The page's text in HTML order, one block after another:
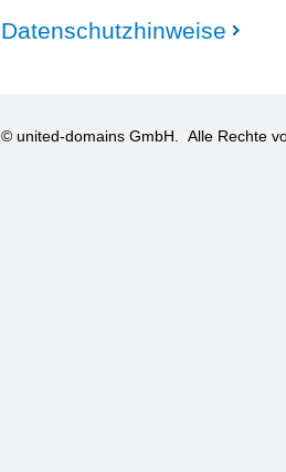
Datenschutzhinweise
© united-domains GmbH. Alle Rechte